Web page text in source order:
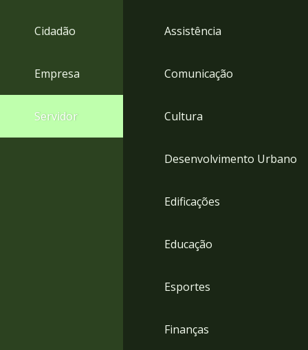
Cidadão
Empresa
Servidor
Assistência
Comunicação
Cultura
Desenvolvimento Urbano
Edificações
Educação
Esportes
Finanças